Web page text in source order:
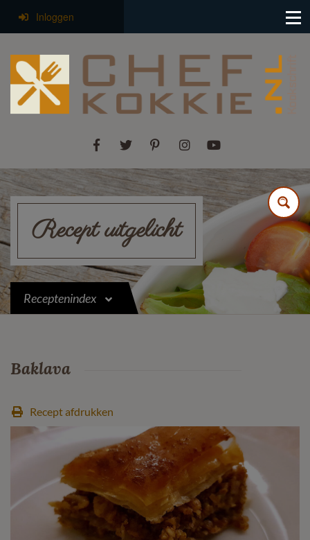
Inloggen
Recept uitgelicht
Receptenindex
Baklava
Recept afdrukken